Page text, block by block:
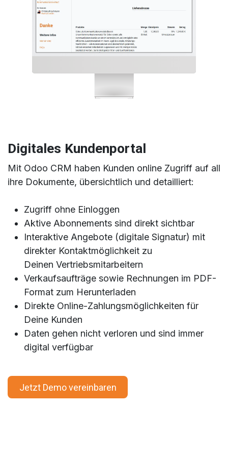
Digitales Kundenportal
Mit Odoo CRM haben Kunden online Zugriff auf all
ihre Dokumente, übersichtlich und detailliert:
Zugriff ohne Einloggen
Aktive Abonnements sind direkt sichtbar
Interaktive Angebote (digitale Signatur) mit
direkter Kontaktmöglichkeit zu
Deinen Vertriebsmitarbeitern
Verkaufsaufträge sowie Rechnungen im PDF-
Format zum Herunterladen
Direkte Online-Zahlungsmöglichkeiten für
Deine Kunden
Daten gehen nicht verloren und sind immer
digital verfügbar
Jetzt Demo vereinbaren